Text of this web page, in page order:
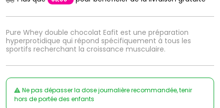
Pure Whey double chocolat Eafit est une préparation
hyperprotidique qui répond spécifiquement à tous les
sportifs recherchant la croissance musculaire.
Ne pas dépasser la dose journalière recommandée, tenir
hors de portée des enfants